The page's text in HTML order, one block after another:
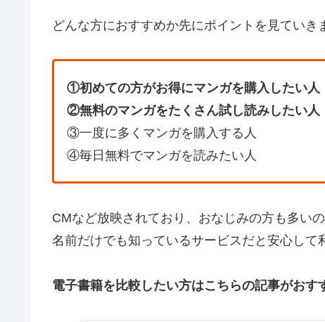
どんな方におすすめか先にポイントを見ていき
①初めての方がお得にマンガを購入したい人
②無料のマンガをたくさん試し読みしたい人
③一度に多くマンガを購入する人
④毎日無料でマンガを読みたい人
CMなど放映されており、おなじみの方も多い
名前だけでも知っているサービスだと安心して
電子書籍を比較したい方はこちらの記事がおす